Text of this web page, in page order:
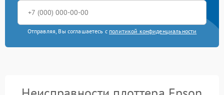
Отправляя, Вы соглашаетесь с политикой конфиденциальности